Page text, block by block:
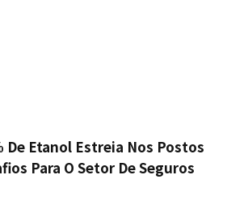
De Etanol Estreia Nos Postos
Para O Setor De Seguros